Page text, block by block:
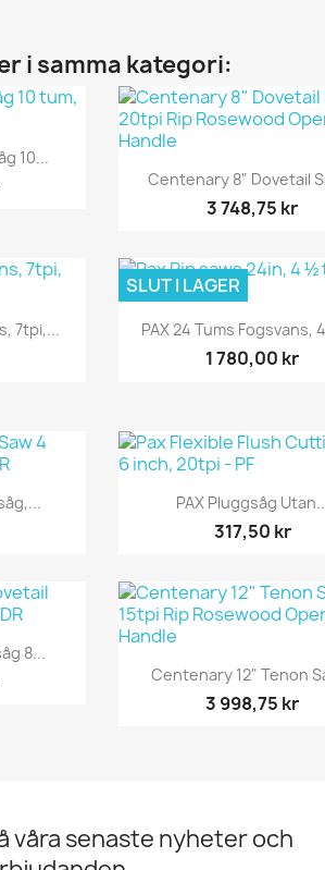
i samma kategori:
10...
Snabbvy
Centenary 8" Dovetail
3 748,75 kr
7tpi,... Snabbvy
PAX 24 Tums Fogsvans,
1 780,00 kr
SLUT I LAGER
Snabbvy
PAX Pluggsåg
317,50 kr
8...
Snabbvy
Centenary 12" Tenon
3 998,75 kr
våra senaste nyheter och